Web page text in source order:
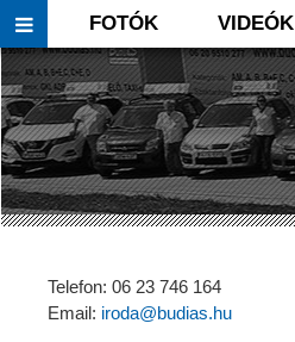
FOTÓK VIDEÓK
Telefon: 06 23 746 164
Email: iroda@budias.hu